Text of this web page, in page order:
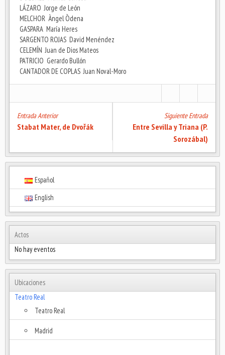
LÁZARO Jorge de León
MELCHOR Àngel Òdena
GASPARA María Heres
SARGENTO ROJAS David Menéndez
CELEMÍN Juan de Dios Mateos
PATRICIO Gerardo Bullón
CANTADOR DE COPLAS Juan Noval-Moro
Entrada Anterior
Stabat Mater, de Dvořák
Siguiente Entrada
Entre Sevilla y Triana (P.
Sorozábal)
Español
English
Actos
No hay eventos
Ubicaciones
Teatro Real
Teatro Real
Madrid